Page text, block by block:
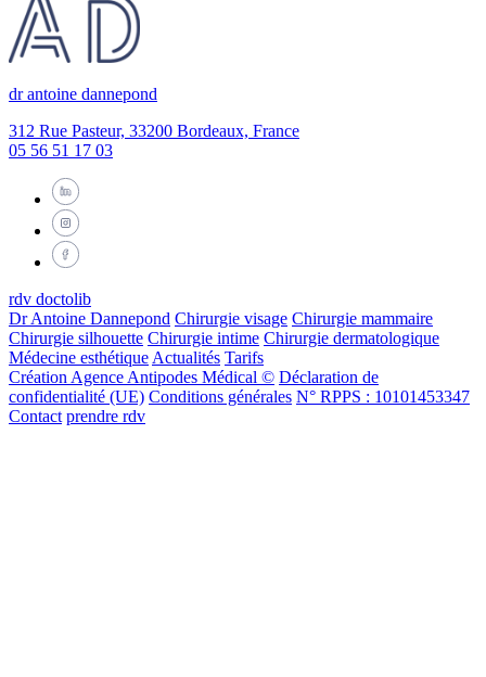
dr antoine dannepond
312 Rue Pasteur, 33200 Bordeaux, France
05 56 51 17 03
rdv doctolib
Dr Antoine Dannepond Chirurgie visage Chirurgie mammaire
Chirurgie silhouette Chirurgie intime Chirurgie dermatologique
Médecine esthétique Actualités Tarifs
Création Agence Antipodes Médical © Déclaration de
confidentialité (UE) Conditions générales N° RPPS : 10101453347
Contact prendre rdv